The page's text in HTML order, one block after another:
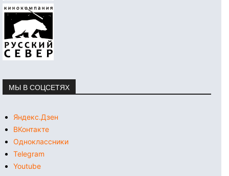
МЫ В СОЦСЕТЯХ
Яндекс.Дзен
ВКонтакте
Одноклассники
Telegram
Youtube